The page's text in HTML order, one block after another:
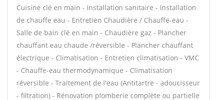
Cuisine clé en main - Installation sanitaire - Installation
de chauffe eau - Entretien Chaudière / Chauffe-eau -
Salle de bain clé en main - Chaudière gaz - Plancher
chauffant eau chaude /réversible - Plancher chauffant
électrique - Climatisation - Entretien climatisation - VMC
- Chauffe-eau thermodynamique - Climatisation
réversible - Traitement de l'eau (Antitartre - adoucisseur
- filtration) - Rénovation plomberie complète ou partielle